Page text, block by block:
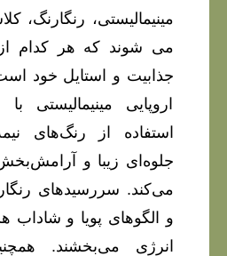
مینیمالیستی، رنگارنگ،
می‌ شوند که هر کدام از
جذابیت و استایل خود
اروپایی مینیمالیستی
استفاده از رنگ‌های
جلوه‌ای زیبا و
می‌کند. سررسیدهای
و الگوهای پویا و شاداب
انرژی می‌بخشند.